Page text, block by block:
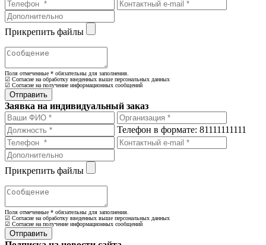
Прикрепить файлы
Поля отмеченные * обязательны для заполнения.
☑ Согласие на обработку введенных выше персональных данных
☑ Согласие на получение информационных сообщений
Заявка на индивидуальный заказ
Телефон в формате: 81111111111
Прикрепить файлы
Поля отмеченные * обязательны для заполнения.
☑ Согласие на обработку введенных выше персональных данных
☑ Согласие на получение информационных сообщений